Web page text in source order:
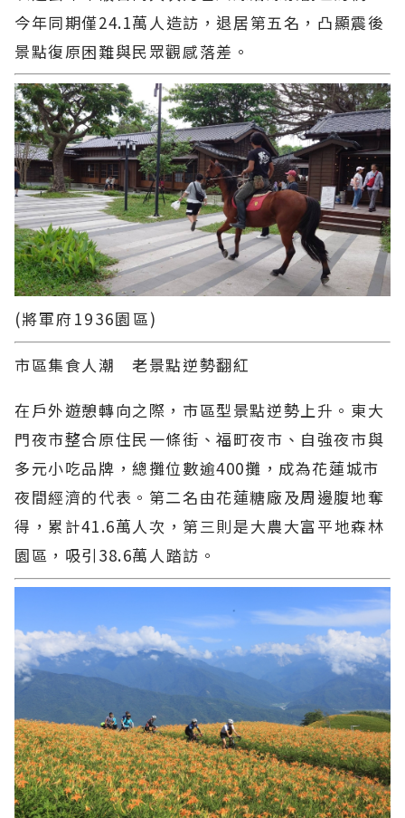
今年同期僅24.1萬人造訪，退居第五名，凸顯震後
景點復原困難與民眾觀感落差。
(將軍府1936園區)
市區集食人潮 老景點逆勢翻紅
在戶外遊憩轉向之際，市區型景點逆勢上升。東大
門夜市整合原住民一條街、福町夜市、自強夜市與
多元小吃品牌，總攤位數逾400攤，成為花蓮城市
夜間經濟的代表。第二名由花蓮糖廠及周邊腹地奪
得，累計41.6萬人次，第三則是大農大富平地森林
園區，吸引38.6萬人踏訪。